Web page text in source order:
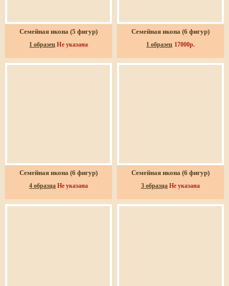
Семейная икона (5 фигур)
1 образец Не указана
Семейная икона (6 фигур)
1 образец 17000р.
Семейная икона (6 фигур)
4 образца Не указана
Семейная икона (6 фигур)
3 образца Не указана